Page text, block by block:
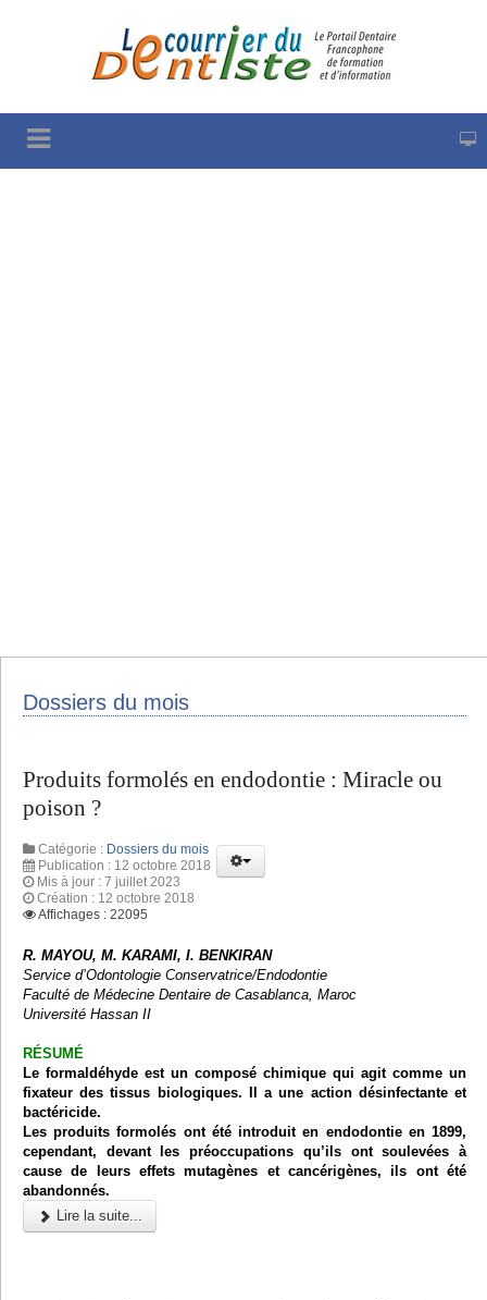
Dossiers du mois
Produits formolés en endodontie : Miracle ou
poison ?
Catégorie : Dossiers du mois
Publication : 12 octobre 2018
Mis à jour : 7 juillet 2023
Création : 12 octobre 2018
Affichages : 22095
R. MAYOU, M. KARAMI, I. BENKIRAN
Service d’Odontologie Conservatrice/Endodontie
Faculté de Médecine Dentaire de Casablanca, Maroc
Université Hassan II
RÉSUMÉ
Le formaldéhyde est un composé chimique qui agit comme un
fixateur des tissus biologiques. Il a une action désinfectante et
bactéricide.
Les produits formolés ont été introduit en endodontie en 1899,
cependant, devant les préoccupations qu’ils ont soulevées à
cause de leurs effets mutagènes et cancérigènes, ils ont été
abandonnés.
Lire la suite...